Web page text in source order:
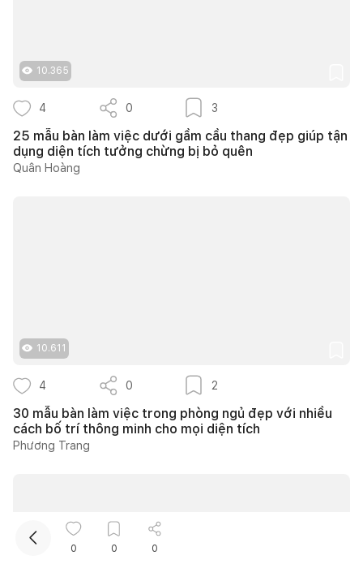
10.365
4 0 3
25 mẫu bàn làm việc dưới gầm cầu thang đẹp giúp tận
dụng diện tích tưởng chừng bị bỏ quên
Quân Hoàng
10.611
4 0 2
30 mẫu bàn làm việc trong phòng ngủ đẹp với nhiều
cách bố trí thông minh cho mọi diện tích
Phương Trang
0 0 0
Mua sắm hoàn thiện nhà